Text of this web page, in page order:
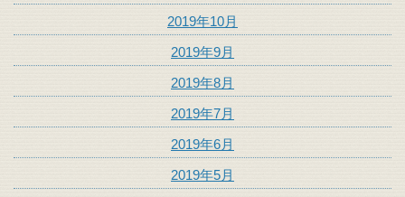
2019年10月
2019年9月
2019年8月
2019年7月
2019年6月
2019年5月